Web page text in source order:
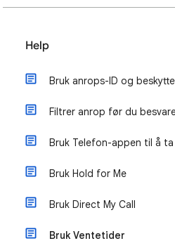
Help
Bruk anrops-ID og
Filtrer anrop før du
Bruk Telefon-appen til å
Bruk Hold for Me
Bruk Direct My Call
Bruk Ventetider